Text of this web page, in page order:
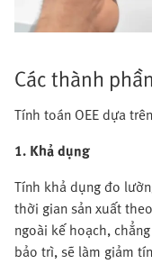
Các thành
Tính toán OEE dựa
1. Khả dụng
Tính khả dụng đo
thời gian sản xuất
ngoài kế hoạch,
bảo trì, sẽ làm giảm